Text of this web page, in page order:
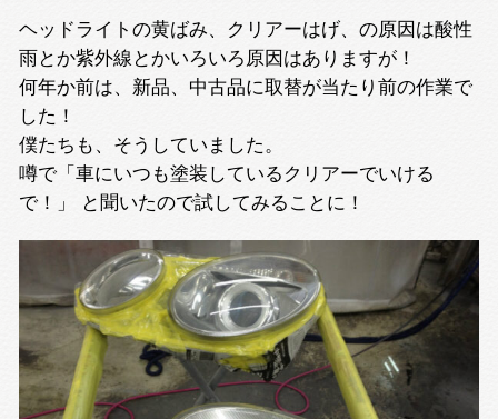
ヘッドライトの黄ばみ、クリアーはげ、の原因は酸性
雨とか紫外線とかいろいろ原因はありますが！
何年か前は、新品、中古品に取替が当たり前の作業で
した！
僕たちも、そうしていました。
噂で「車にいつも塗装しているクリアーでいける
で！」 と聞いたので試してみることに！